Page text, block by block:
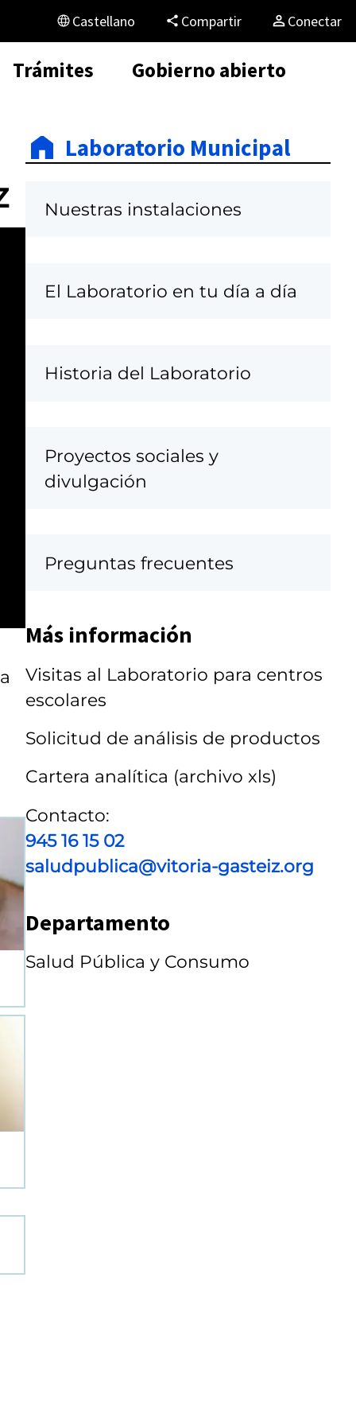
Castellano Compartir Conectar
Trámites Gobierno abierto
Laboratorio Municipal
Nuestras instalaciones
El Laboratorio en tu día a día
Historia del Laboratorio
Proyectos sociales y
divulgación
Preguntas frecuentes
Más información
Visitas al Laboratorio para centros
escolares
Solicitud de análisis de productos
Cartera analítica (archivo xls)
Contacto:
945 16 15 02
saludpublica@vitoria-gasteiz.org
Departamento
Salud Pública y Consumo